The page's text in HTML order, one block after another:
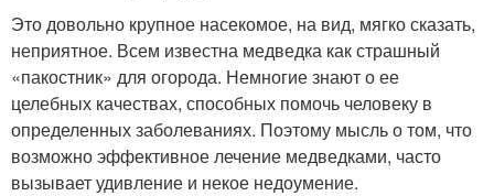
Это довольно крупное насекомое, на вид, мягко сказать,
неприятное. Всем известна медведка как страшный
«пакостник» для огорода. Немногие знают о ее
целебных качествах, способных помочь человеку в
определенных заболеваниях. Поэтому мысль о том, что
возможно эффективное лечение медведками, часто
вызывает удивление и некое недоумение.